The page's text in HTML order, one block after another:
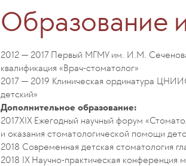
Образование
2012 — 2017 Первый МГМУ им. И.М. Сеченова
квалификация «Врач-стоматолог»
2017 — 2019 Клиническая ординатура
детский»
Дополнительное образование:
2017XIX Ежегодный научный форум
и оказания стоматологической помощи
2018 Современная детская стоматология
2018 IX Научно-практическая